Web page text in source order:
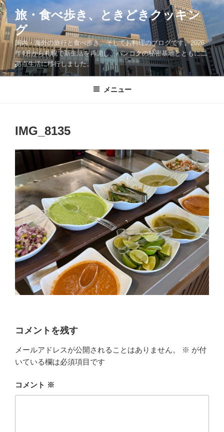
コ
ン
テ
ン
ツ
へ
ス
旅・食べ歩き、ときどきクッキン
グ
国内・海外の旅行と食べ歩き、そしてお料理のブログです。2026
年4月から札幌で新生活を再開し、バンコクの秘密基地とともに二
拠点生活に移行しました。
メニュー
IMG_8135
コメントを残す
メールアドレスが公開されることはありません。 ※ が付
いている欄は必須項目です
コメント ※